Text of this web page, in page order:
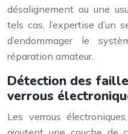
désalignement ou une
tels cas, l’expertise d’un
d’endommager le
réparation amateur.
Détection des
verrous
Les verrous